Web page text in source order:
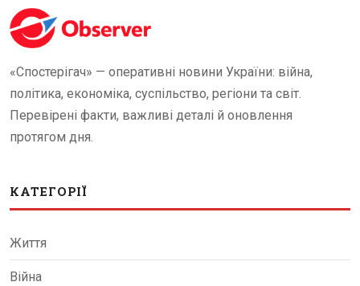
«Спостерігач» — оперативні новини України: війна,
політика, економіка, суспільство, регіони та світ.
Перевірені факти, важливі деталі й оновлення
протягом дня.
КАТЕГОРІЇ
Життя
Війна